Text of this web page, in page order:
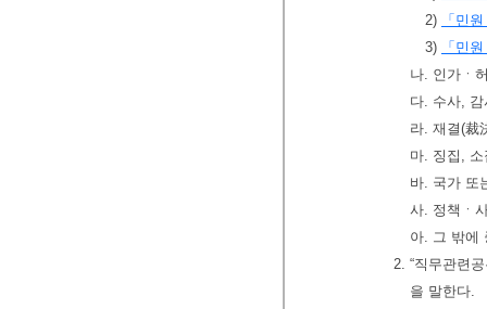
2)
「민
3)
「민
나. 인가ㆍ
다. 수사,
라. 재결(裁
마. 징집,
바. 국가 또
사. 정책ㆍ
아. 그 밖에
2. “직무관련
을 말한다.